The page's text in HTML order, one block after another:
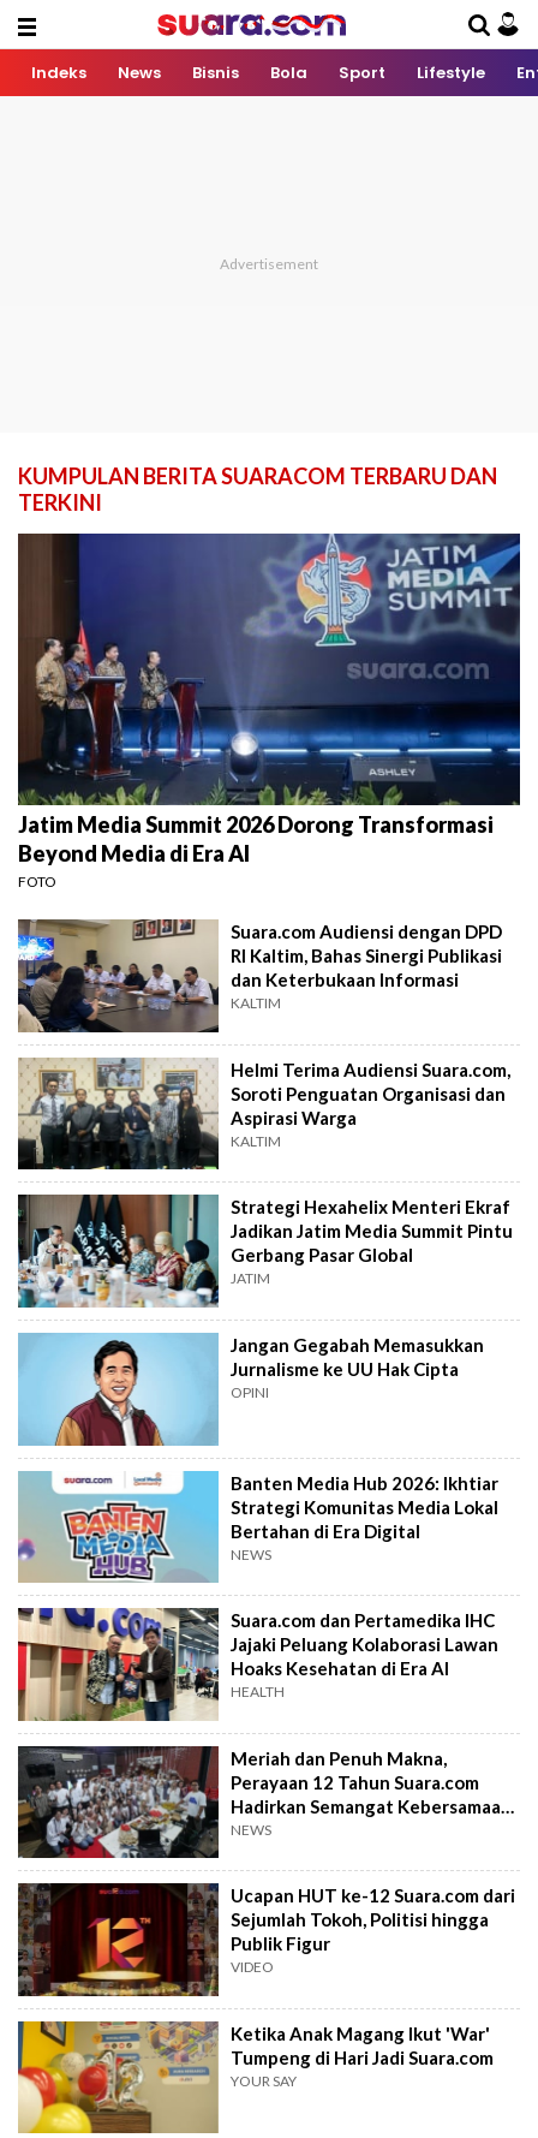
Indeks News Bisnis Bola Sport Lifestyle
KUMPULAN BERITA SUARACOM TERBARU DAN
TERKINI
Jatim Media Summit 2026 Dorong Transformasi
Beyond Media di Era AI
FOTO
Suara.com Audiensi dengan DPD
RI Kaltim, Bahas Sinergi Publikasi
dan Keterbukaan Informasi
KALTIM
Helmi Terima Audiensi Suara.com,
Soroti Penguatan Organisasi dan
Aspirasi Warga
KALTIM
Strategi Hexahelix Menteri Ekraf
Jadikan Jatim Media Summit Pintu
Gerbang Pasar Global
JATIM
Jangan Gegabah Memasukkan
Jurnalisme ke UU Hak Cipta
OPINI
Banten Media Hub 2026: Ikhtiar
Strategi Komunitas Media Lokal
Bertahan di Era Digital
NEWS
Suara.com dan Pertamedika IHC
Jajaki Peluang Kolaborasi Lawan
Hoaks Kesehatan di Era AI
HEALTH
Meriah dan Penuh Makna,
Perayaan 12 Tahun Suara.com
Hadirkan Semangat Kebersamaan
di Yogyakarta
NEWS
Ucapan HUT ke-12 Suara.com dari
Sejumlah Tokoh, Politisi hingga
Publik Figur
VIDEO
Ketika Anak Magang Ikut 'War'
Tumpeng di Hari Jadi Suara.com
YOUR SAY